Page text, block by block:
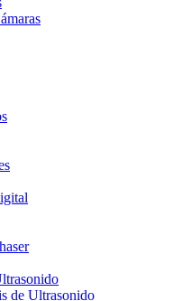
de Ultrasonido